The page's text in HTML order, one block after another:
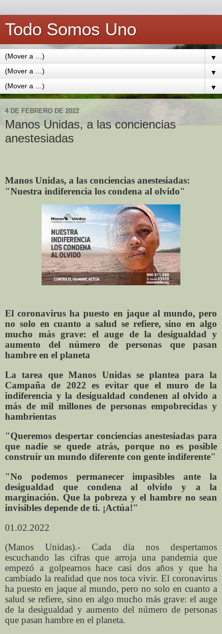
Todo Somos Uno
▼
▼
▼
4 DE FEBRERO DE 2022
Manos Unidas, a las conciencias
anestesiadas
Manos Unidas, a las conciencias anestesiadas:
"Nuestra indiferencia los condena al olvido"
El coronavirus ha puesto en jaque al mundo, pero
no solo en cuanto a salud se refiere, sino en algo
mucho más grave: el auge de la desigualdad y
aumento del número de personas que pasan
hambre en el planeta
La tarea que Manos Unidas se plantea para la
Campaña de 2022 es evitar que el muro de la
indiferencia y la desigualdad condenen al olvido a
más de mil millones de personas empobrecidas y
hambrientas
"Queremos despertar conciencias anestesiadas para
que nadie se quede atrás, porque no es posible
construir un mundo diferente con gente indiferente"
"No podemos permanecer impasibles ante la
desigualdad que condena al olvido y a la
marginación. Que la pobreza y el hambre no sean
invisibles depende de ti. ¡Actúa!"
01.02.2022
(Manos Unidas).- Cada día nos despertamos
escuchando las cifras que arroja una pandemia que
empezó a golpearnos hace casi dos años y que ha
cambiado la realidad que nos toca vivir. El coronavirus
ha puesto en jaque al mundo, pero no solo en cuanto a
salud se refiere, sino en algo mucho más grave: el auge
de la desigualdad y aumento del número de personas
que pasan hambre en el planeta.